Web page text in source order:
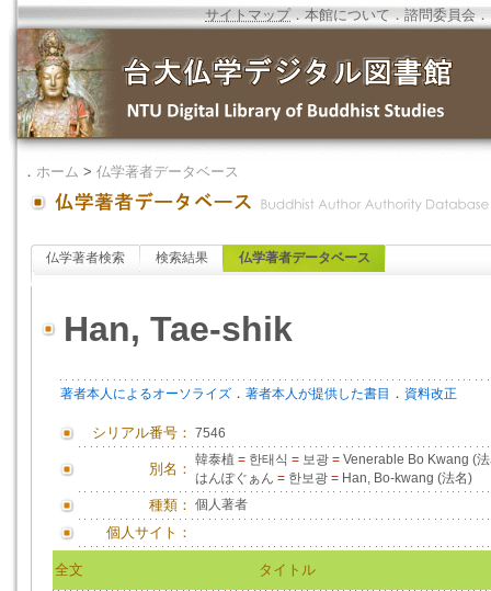
サイトマップ．本館について ．諮問委員会 ．
． ホーム > 仏学著者データベース
仏学著者検索 検索結果 仏学著者データベース
Han, Tae-shik
著者本人によるオーソライズ ． 著者本人が提供した書目 ． 資料改正
シリアル番号： 7546
別名：
韓泰植 = 한태식 = 보광 = Venerable Bo Kwang (
はんぽぐぁん = 한보광 = Han, Bo-kwang (法名)
種類： 個人著者
個人サイト：
全文
タイトル